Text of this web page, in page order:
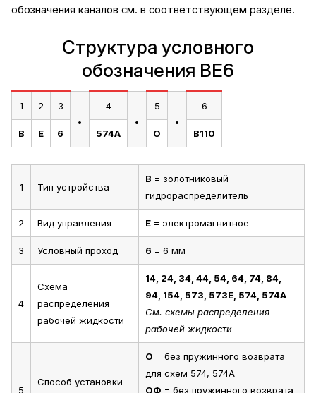
обозначения каналов см. в соответствующем разделе.
Структура условного
обозначения ВЕ6
1 2 3 . 4 . 5 . 6
В Е 6 574А О В110
1 Тип устройства
В = золотниковый
гидрораспределитель
2 Вид управления Е = электромагнитное
3 Условный проход 6 = 6 мм
4
Схема
распределения
рабочей жидкости
14, 24, 34, 44, 54, 64, 74, 84,
94, 154, 573, 573Е, 574, 574А
См. схемы распределения
рабочей жидкости
5
Способ установки
О = без пружинного возврата
для схем 574, 574А
ОФ = без пружинного возврата